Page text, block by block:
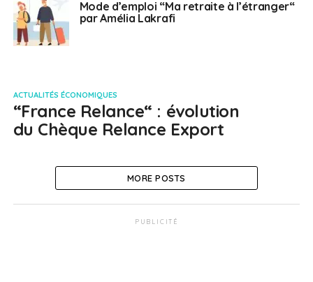
Mode d’emploi “Ma retraite à l’étranger“
par Amélia Lakrafi
ACTUALITÉS ÉCONOMIQUES
“France Relance“ : évolution
du Chèque Relance Export
MORE POSTS
PUBLICITÉ